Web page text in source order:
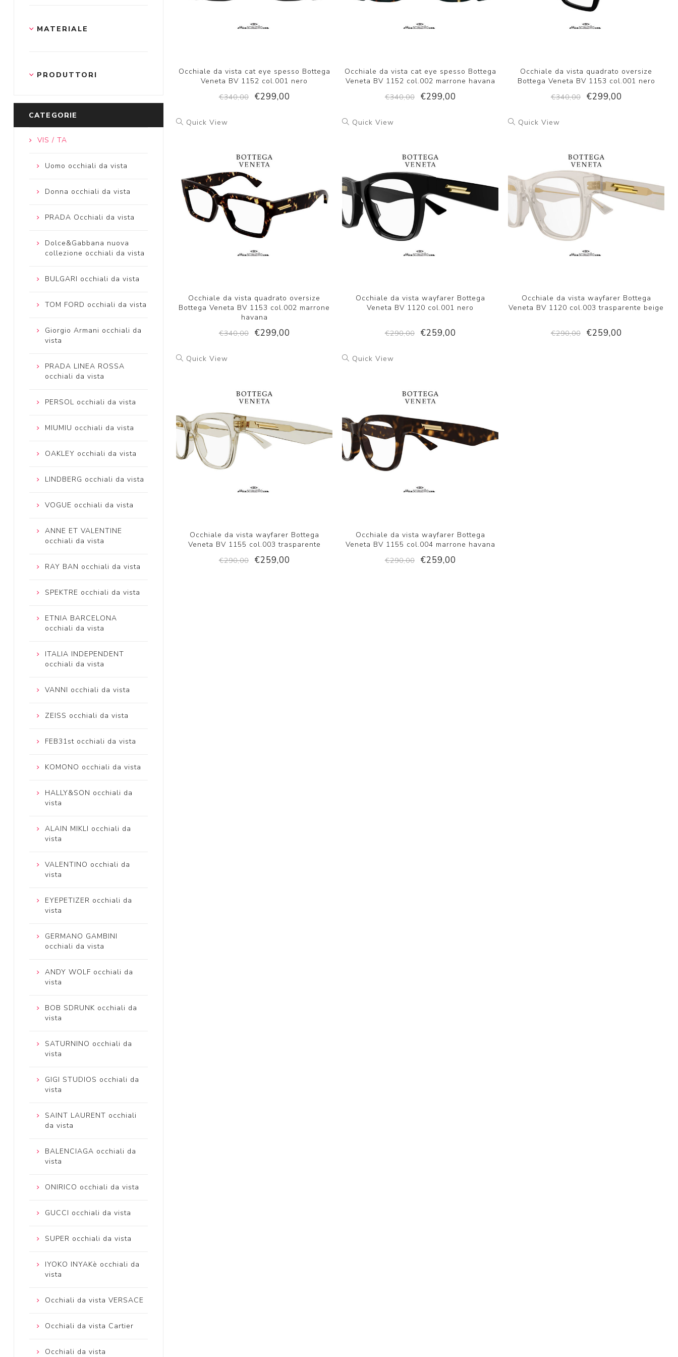
Occhiale da vista cat eye spesso Bottega
Veneta BV 1152 col.001 nero
€340,00
€299,00
Occhiale da vista cat eye spesso Bottega
Veneta BV 1152 col.002 marrone havana
€340,00
€299,00
Occhiale da vista quadrato oversize
Bottega Veneta BV 1153 col.001 nero
€340,00
€299,00
Quick View
Occhiale da vista quadrato oversize
Bottega Veneta BV 1153 col.002 marrone
havana
€340,00
€299,00
Quick View
Occhiale da vista wayfarer Bottega
Veneta BV 1120 col.001 nero
€290,00 €259,00
Quick View
Occhiale da vista wayfarer Bottega
Veneta BV 1120 col.003 trasparente beige
€290,00 €259,00
Quick View
Occhiale da vista wayfarer Bottega
Veneta BV 1155 col.003 trasparente
€290,00
€259,00
Quick View
Occhiale da vista wayfarer Bottega
Veneta BV 1155 col.004 marrone havana
€290,00
€259,00
MATERIALE
PRODUTTORI
CATEGORIE
VIS / TA
Uomo occhiali da vista
Donna occhiali da vista
PRADA Occhiali da vista
Dolce&Gabbana nuova
collezione occhiali da vista
BULGARI occhiali da vista
TOM FORD occhiali da vista
Giorgio Armani occhiali da
vista
PRADA LINEA ROSSA
occhiali da vista
PERSOL occhiali da vista
MIUMIU occhiali da vista
OAKLEY occhiali da vista
LINDBERG occhiali da vista
VOGUE occhiali da vista
ANNE ET VALENTINE
occhiali da vista
RAY BAN occhiali da vista
SPEKTRE occhiali da vista
ETNIA BARCELONA
occhiali da vista
ITALIA INDEPENDENT
occhiali da vista
VANNI occhiali da vista
ZEISS occhiali da vista
FEB31st occhiali da vista
KOMONO occhiali da vista
HALLY&SON occhiali da
vista
ALAIN MIKLI occhiali da
vista
VALENTINO occhiali da
vista
EYEPETIZER occhiali da
vista
GERMANO GAMBINI
occhiali da vista
ANDY WOLF occhiali da
vista
BOB SDRUNK occhiali da
vista
SATURNINO occhiali da
vista
GIGI STUDIOS occhiali da
vista
SAINT LAURENT occhiali
da vista
BALENCIAGA occhiali da
vista
ONIRICO occhiali da vista
GUCCI occhiali da vista
SUPER occhiali da vista
IYOKO INYAKè occhiali da
vista
Occhiali da vista VERSACE
Occhiali da vista Cartier
Occhiali da vista